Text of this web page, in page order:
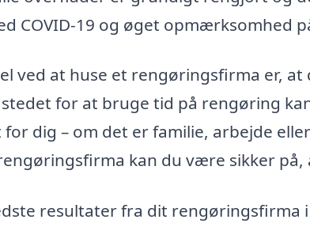
COVID-19 og øget opmærksomhed
ved at huse et rengøringsfirma er,
for at bruge tid på rengøring
dig – om det er familie, arbejde
kan du være sikker
resultater fra dit rengøringsfirma